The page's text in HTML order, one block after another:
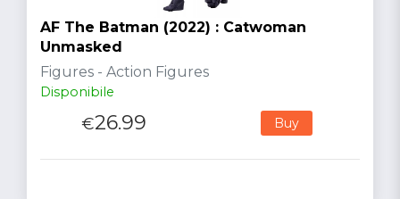
AF The Batman (2022) : Catwoman
Unmasked
Figures - Action Figures
Disponibile
€26.99 Buy